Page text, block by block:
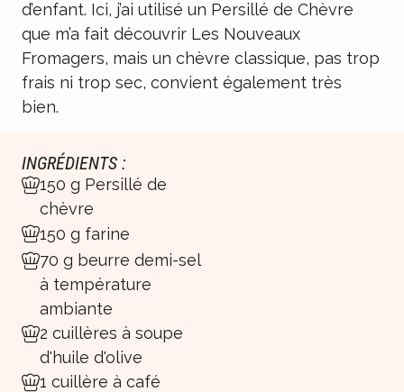
d’enfant. Ici, j’ai utilisé un Persillé de Chèvre
que m’a fait découvrir Les Nouveaux
Fromagers, mais un chèvre classique, pas trop
frais ni trop sec, convient également très
bien.
INGRÉDIENTS :
150 g Persillé de
chèvre
150 g farine
70 g beurre demi-sel
à température
ambiante
2 cuillères à soupe
d'huile d'olive
1 cuillère à café